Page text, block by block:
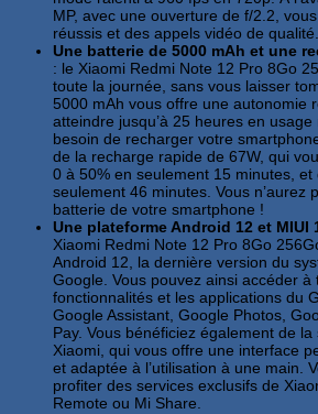
MP, avec une ouverture de f/2.2,
réussis et des appels vidéo de qualité.
Une batterie de 5000 mAh et une
: le Xiaomi Redmi Note 12 Pro 8Go
toute la journée, sans vous laisser
5000 mAh vous offre une autonomie
atteindre jusqu’à 25 heures en
besoin de recharger votre
de la recharge rapide de 67W, qui
0 à 50% en seulement 15 minutes, et
seulement 46 minutes. Vous n’aurez
batterie de votre smartphone !
Une plateforme Android 12 et MIUI
Xiaomi Redmi Note 12 Pro 8Go
Android 12, la dernière version du
Google. Vous pouvez ainsi accéder à
fonctionnalités et les applications du
Google Assistant, Google Photos,
Pay. Vous bénéficiez également de
Xiaomi, qui vous offre une interface
et adaptée à l’utilisation à une main.
profiter des services exclusifs de
Remote ou Mi Share.